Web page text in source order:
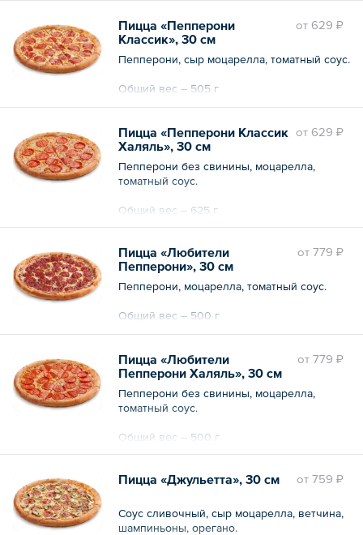
oт 629 ₽
Пицца «Пепперони
Классик», 30 см
Пепперони, сыр моцарелла, томатный соус.
Общий вес – 505 г
oт 629 ₽
Пицца «Пепперони Классик
Халяль», 30 см
Пепперони без свинины, моцарелла,
томатный соус.
Общий вес – 625 г
oт 779 ₽
Пицца «Любители
Пепперони», 30 см
Пепперони, моцарелла, томатный соус.
Общий вес – 500 г
oт 779 ₽
Пицца «Любители
Пепперони Халяль», 30 см
Пепперони без свинины, моцарелла,
томатный соус.
Общий вес – 500 г
oт 759 ₽
Пицца «Джульетта», 30 см
Соус сливочный, сыр моцарелла, ветчина,
шампиньоны, орегано.